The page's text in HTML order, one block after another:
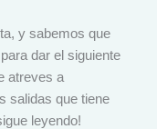
y sabemos que
dar el siguiente
atreves a
salidas que tiene
leyendo!